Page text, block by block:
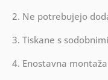
2. Ne potrebujejo
3. Tiskane s
4. Enostavna montaža